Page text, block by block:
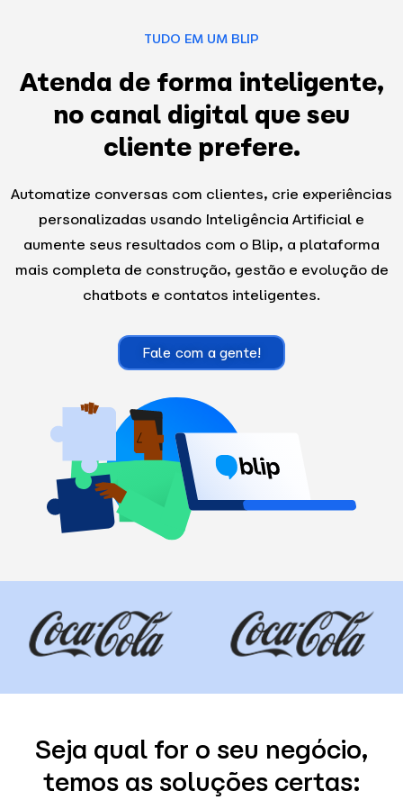
TUDO EM UM BLIP
Atenda de forma inteligente,
no canal digital que seu
cliente prefere.
Automatize conversas com clientes, crie experiências
personalizadas usando Inteligência Artificial e
aumente seus resultados com o Blip, a plataforma
mais completa de construção, gestão e evolução de
chatbots e contatos inteligentes.
Fale com a gente!
Seja qual for o seu negócio,
temos as soluções certas: